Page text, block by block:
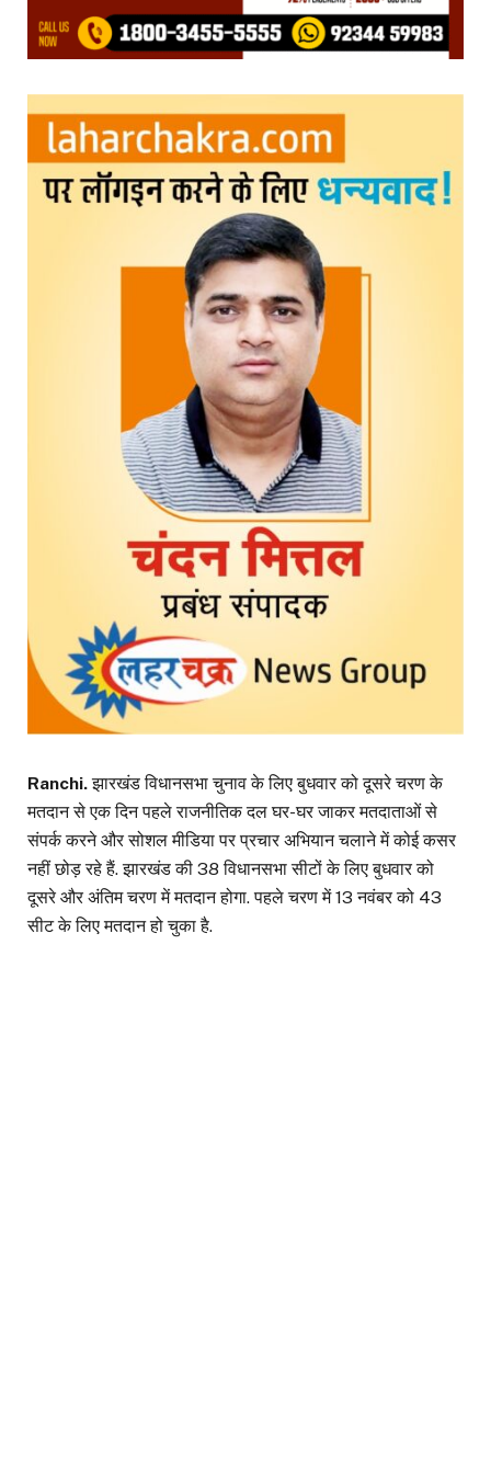
Ranchi.झारखंड विधानसभा चुनाव के लिए बुधवार को दूसरे चरण के
मतदान से एक दिन पहले राजनीतिक दल घर-घर जाकर मतदाताओं से
संपर्क करने और सोशल मीडिया पर प्रचार अभियान चलाने में कोई कसर
नहीं छोड़ रहे हैं. झारखंड की 38 विधानसभा सीटों के लिए बुधवार को
दूसरे और अंतिम चरण में मतदान होगा. पहले चरण में 13 नवंबर को 43
सीट के लिए मतदान हो चुका है.